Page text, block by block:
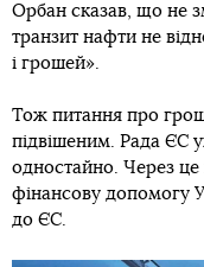
Орбан сказав, що не
транзит нафти не
і грошей».
Тож питання про
підвішеним. Рада ЄС
одностайно. Через це
фінансову допомогу
до ЄС.